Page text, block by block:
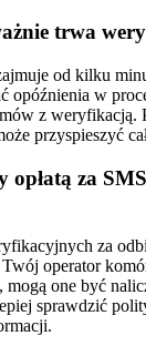
trwa
od kilku
opóźnienia w
z weryfikacją.
przyspieszyć
opłatą za
za
operator
mogą one być
sprawdzić